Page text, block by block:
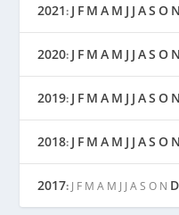
2021: J F M A M J J AS O N
2020: J F M A M J J AS O N
2019: J F M A M J J AS O N
2018: J F M A M J J AS O N
2017: J F M A M J J A S O N D